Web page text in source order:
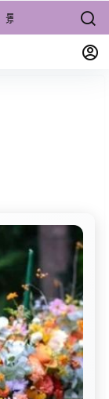
景点/周边游 宠物